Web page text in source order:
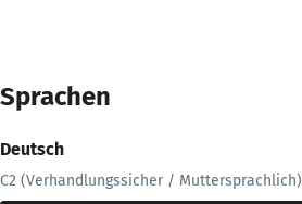
Sprachen
Deutsch
C2 (Verhandlungssicher / Muttersprachlich)